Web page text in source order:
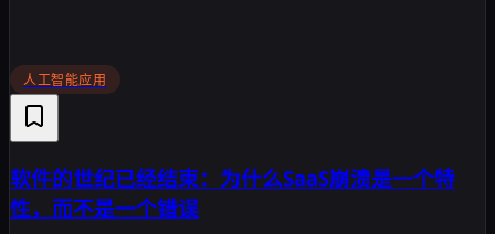
人工智能应用
软件的世纪已经结束：为什么SaaS崩溃是一个特
性，而不是一个错误